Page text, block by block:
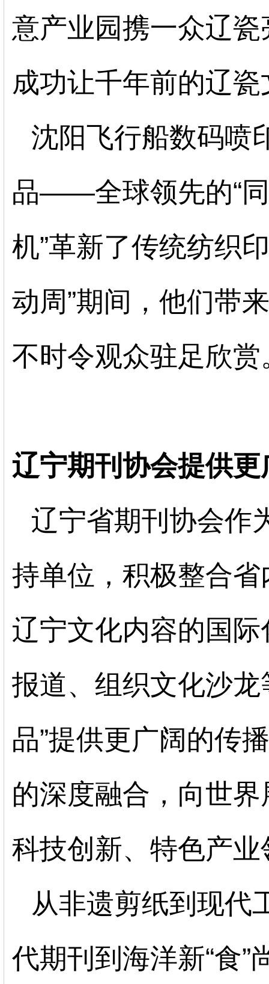
意产业园携一众辽瓷
成功让千年前的辽瓷
沈阳飞行船数码喷
品——全球领先的“
机”革新了传统纺织
动周”期间，他们带
不时令观众驻足欣赏
辽宁期刊协会提供
辽宁省期刊协会作
持单位，积极整合
辽宁文化内容的国
报道、组织文化沙
品”提供更广阔的传
的深度融合，向世
科技创新、特色产
从非遗剪纸到现代
代期刊到海洋新“食”